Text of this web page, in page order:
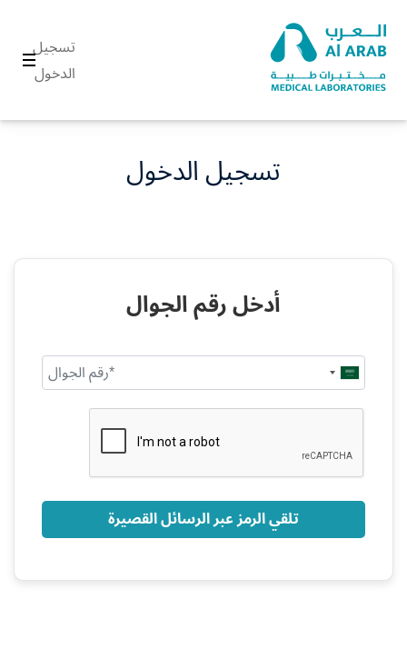
تسجيل
الدخول
تسجيل الدخول
أدخل رقم الجوال
Saudi
Arabia
تلقي الرمز عبر الرسائل القصيرة